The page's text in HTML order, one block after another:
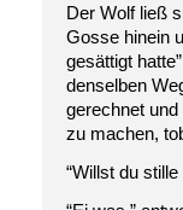
Der Wolf ließ
Gosse hinein
gesättigt
denselben
gerechnet und
zu machen,
“Willst du